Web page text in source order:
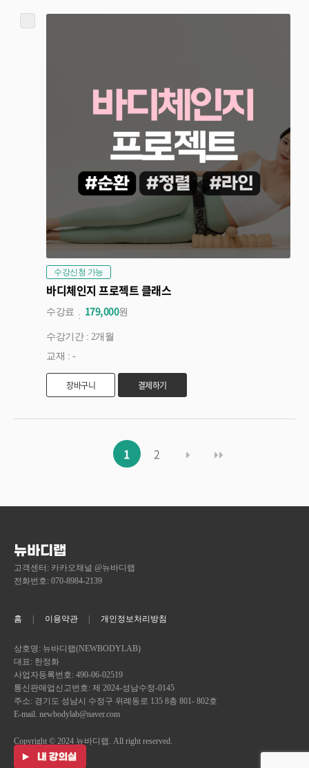
수강신청 가능
바디체인지 프로젝트 클래스
수강료 179,000원
수강기간 : 2개월
교재 : -
장바구니 결제하기
1 2
뉴바디랩
고객센터: 카카오채널 @뉴바디랩
전화번호: 070-8984-2139
홈 이용약관 개인정보처리방침
상호명: 뉴바디랩(NEWBODYLAB)
대표: 한정화
사업자등록번호: 490-06-02519
통신판매업신고번호: 제 2024-성남수정-0145
주소: 경기도 성남시 수정구 위례동로 135 8층 801- 802호
E-mail. newbodylab@naver.com
Copyright © 2024 뉴바디랩. All right reserved.